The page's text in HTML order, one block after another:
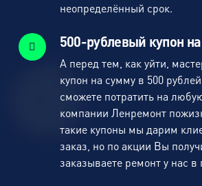
неопределённый срок.
500-рублевый купон
А перед тем, как уйти,
купон на сумму в 500
сможете потратить на
компании Ленремонт
такие купоны мы дарим
заказ, но по акции Вы
заказываете ремонт у нас